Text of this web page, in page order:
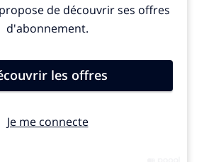
été, le consortium Vinci-Bouygues,
depuis 1998, devra remettre les clés
pour une durée de 30 ans. Toutefois,
contrats de loges et hospitalités
GL Events doit donc renégocier
avec les entreprises clientes.